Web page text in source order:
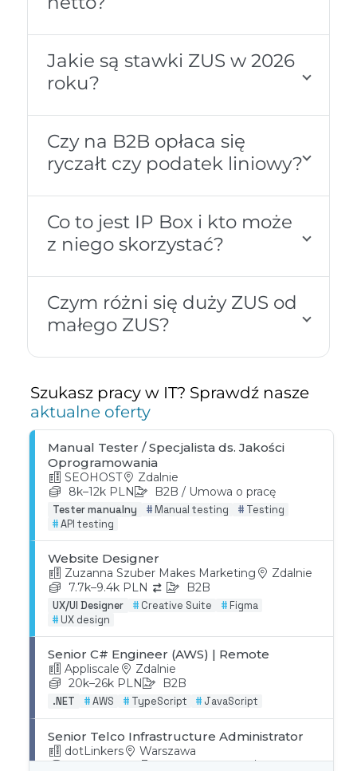
Jakie są stawki ZUS w 2026
roku?
Czy na B2B opłaca się
ryczałt czy podatek liniowy?
Co to jest IP Box i kto może
z niego skorzystać?
Czym różni się duży ZUS od
małego ZUS?
Szukasz pracy w IT? Sprawdź nasze
aktualne oferty